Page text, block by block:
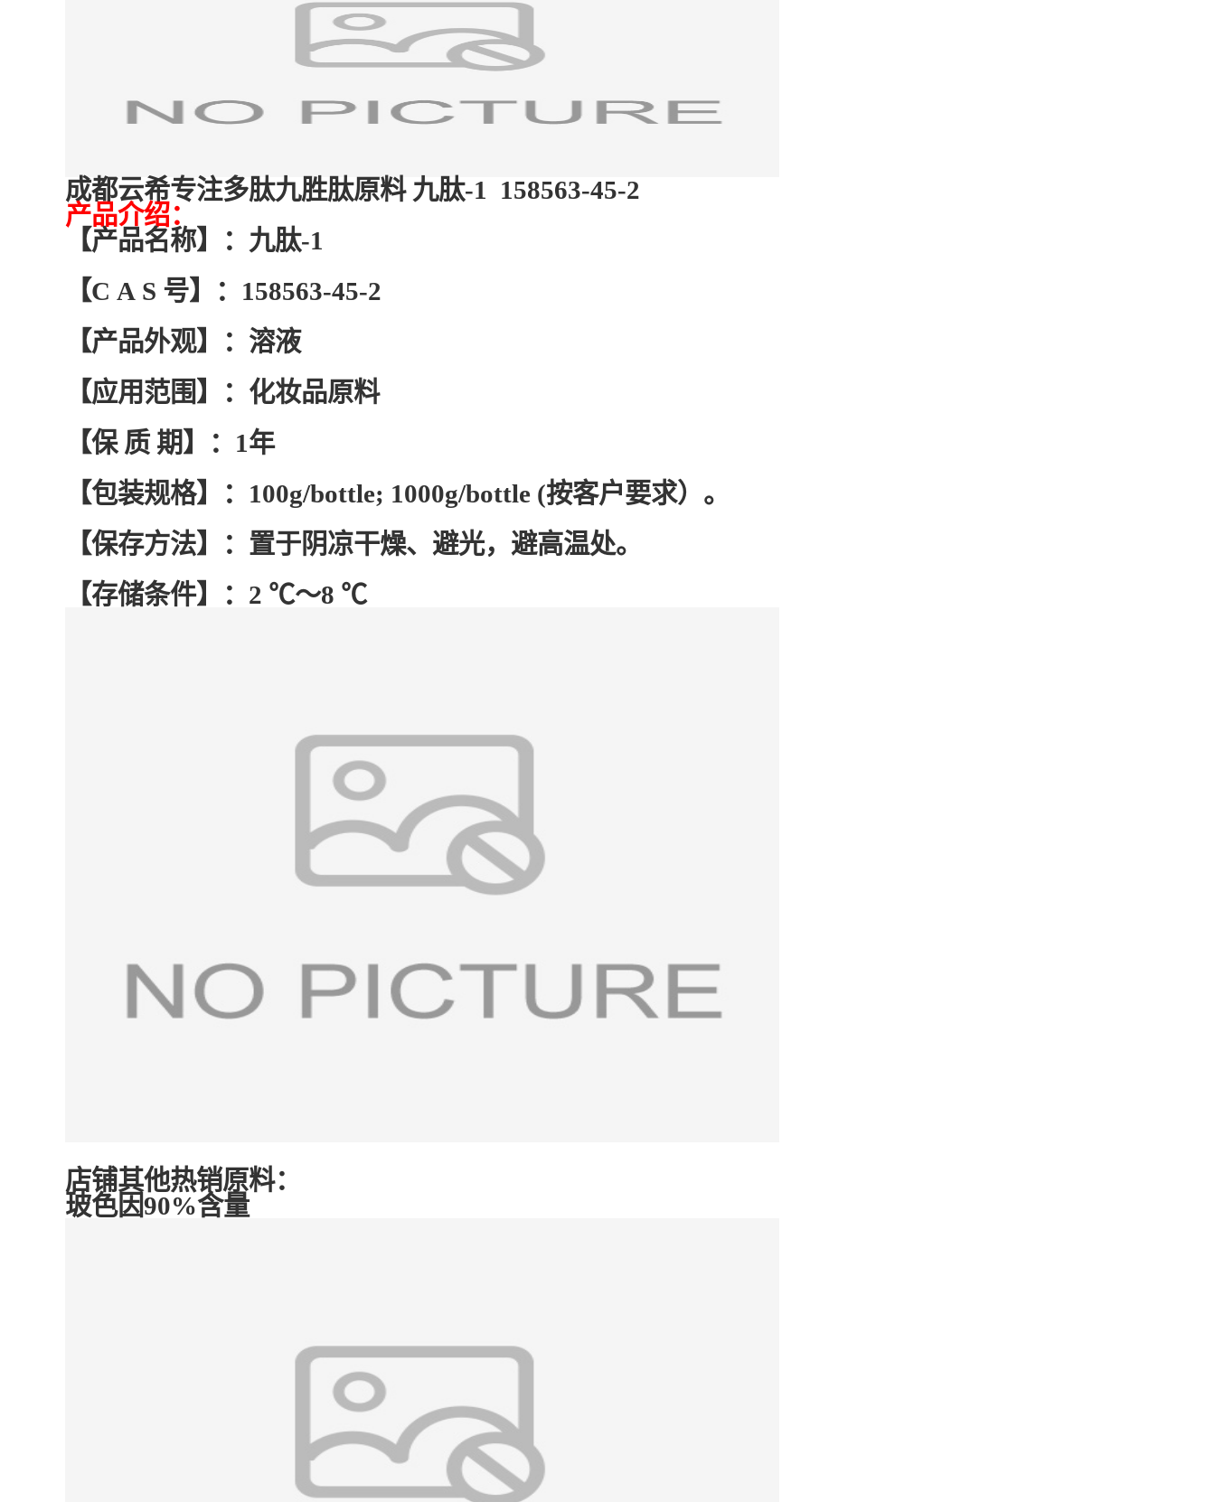
成都云希专注多肽九胜肽原料 九肽-1 158563-45-2
产品介绍：
【产品名称】：九肽-1
【C A S 号】： 158563-45-2
【产品外观】：溶液
【应用范围】：化妆品原料
【保 质 期】：1年
【包装规格】：100g/bottle; 1000g/bottle (按客户要求）。
【保存方法】：置于阴凉干燥、避光，避高温处。
【存储条件】：2 ℃～8 ℃
店铺其他热销原料：
玻色因90%含量